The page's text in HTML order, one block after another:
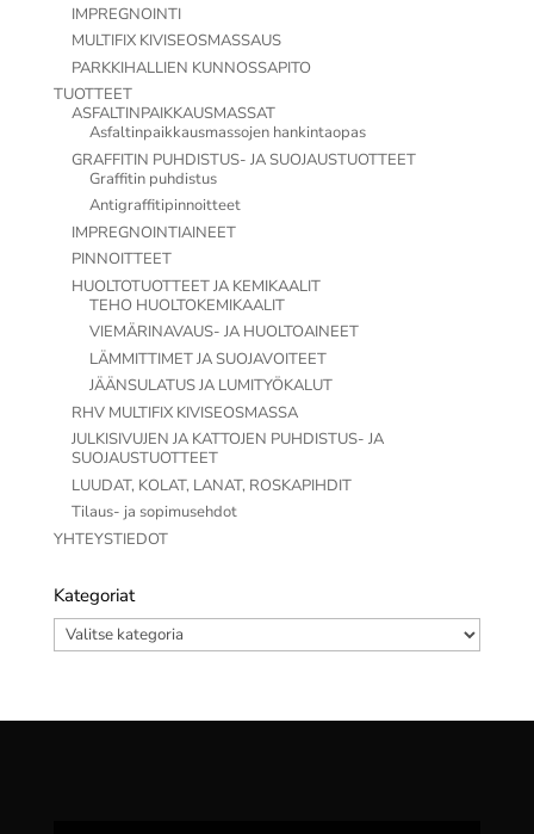
IMPREGNOINTI
MULTIFIX KIVISEOSMASSAUS
PARKKIHALLIEN KUNNOSSAPITO
TUOTTEET
ASFALTINPAIKKAUSMASSAT
Asfaltinpaikkausmassojen hankintaopas
GRAFFITIN PUHDISTUS- JA SUOJAUSTUOTTEET
Graffitin puhdistus
Antigraffitipinnoitteet
IMPREGNOINTIAINEET
PINNOITTEET
HUOLTOTUOTTEET JA KEMIKAALIT
TEHO HUOLTOKEMIKAALIT
VIEMÄRINAVAUS- JA HUOLTOAINEET
LÄMMITTIMET JA SUOJAVOITEET
JÄÄNSULATUS JA LUMITYÖKALUT
RHV MULTIFIX KIVISEOSMASSA
JULKISIVUJEN JA KATTOJEN PUHDISTUS- JA
SUOJAUSTUOTTEET
LUUDAT, KOLAT, LANAT, ROSKAPIHDIT
Tilaus- ja sopimusehdot
YHTEYSTIEDOT
Kategoriat
Kategoriat